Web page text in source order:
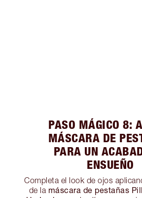
PASO MÁGICO 8:
MÁSCARA DE
PARA UN
ENSUEÑO
Completa el look de ojos
de la máscara de pestañas